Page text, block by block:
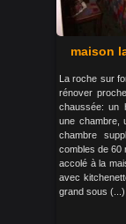
maison
La roche sur
rénover
chaussée: un
une chambre,
chambre
combles de 60
accolé à la
avec
grand sous (...)